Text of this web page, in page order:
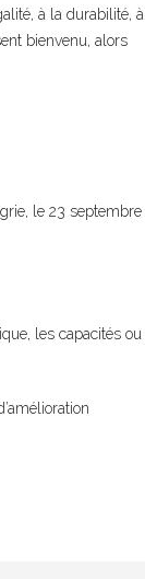
à la durabilité, à
bienvenu, alors
le 23 septembre
les capacités ou